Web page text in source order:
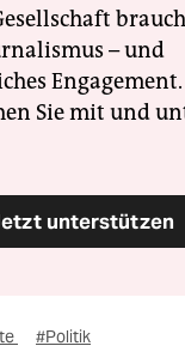
– und
Sie mit und
unterstützen
#Politik